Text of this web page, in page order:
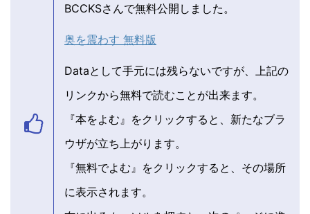
BCCKSさんで無料公開しました。
奥を震わす 無料版
Dataとして手元には残らないですが、上記の
リンクから無料で読むことが出来ます。
『本をよむ』をクリックすると、新たなブラ
ウザが立ち上がります。
『無料でよむ』をクリックすると、その場所
に表示されます。